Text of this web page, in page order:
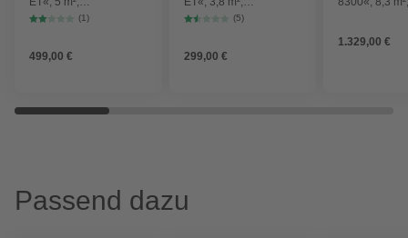
Kunststoff/Aluminium,
(1)
499,00 €
Kunststoff/Aluminium,
(5)
299,00 €
1.329,00 €
Passend dazu